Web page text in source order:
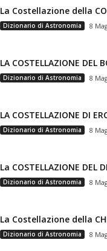
La Costellazione della
Dizionario di Astronomia 8
LA COSTELLAZIONE DEL
Dizionario di Astronomia 8
LA COSTELLAZIONE DI
Dizionario di Astronomia 8
La COSTELLAZIONE DEL
Dizionario di Astronomia 8
La Costellazione della
Dizionario di Astronomia 8